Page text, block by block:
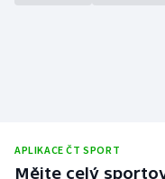
APLIKACE ČT SPORT
Mějte celý